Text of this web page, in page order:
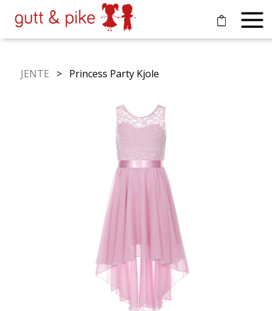
JENTE > Princess Party Kjole